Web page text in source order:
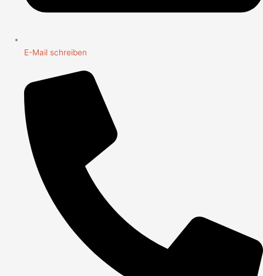
E-Mail schreiben